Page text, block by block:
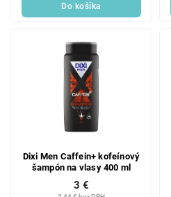
Do košíka
Dixi Men Caffein+ kofeínový
šampón na vlasy 400 ml
3 €